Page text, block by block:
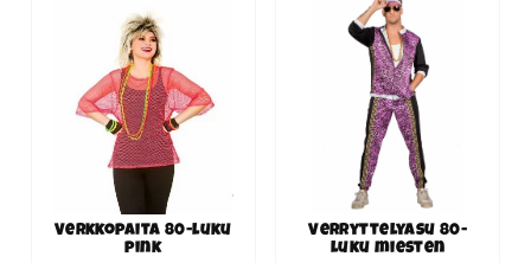
Verkkopaita 80-luku
pink
tuotteella
useampi
muunnelma.
Verryttelyasu 80-
luku miesten
tuotteella
muunnelma.
valinnat
tuotteen